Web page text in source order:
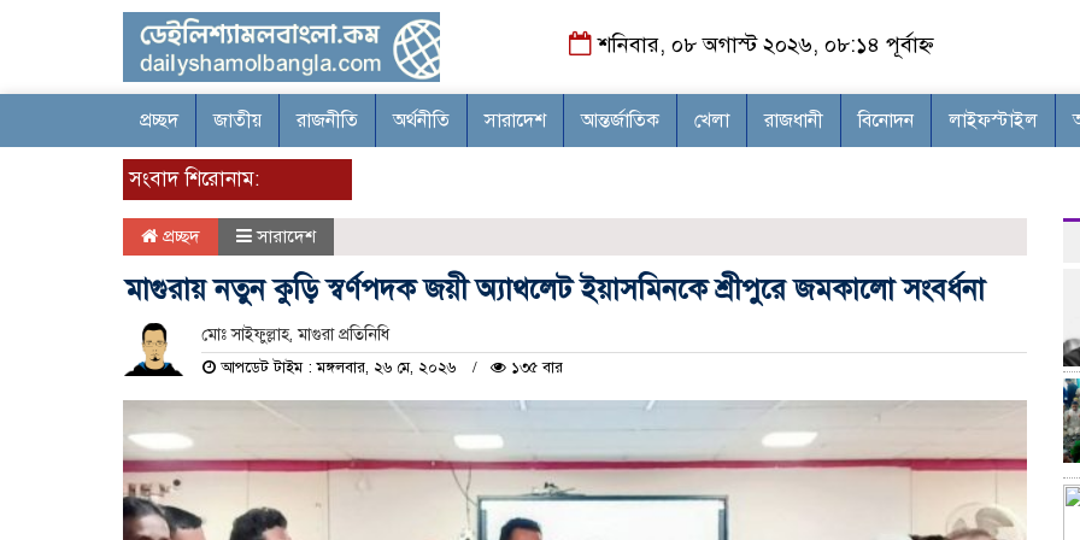
শনিবার, ০৮ অগাস্ট ২০২৬, ০৮:১৪ পূর্বাহ্ন
প্রচ্ছদ জাতীয় রাজনীতি অর্থনীতি সারাদেশ আন্তর্জাতিক খেলা রাজধানী বিনোদন লাইফস্টাইল
সংবাদ শিরোনাম:
প্রচ্ছদ সারাদেশ
মাগুরায় নতুন কুড়ি স্বর্ণপদক জয়ী অ্যাথলেট ইয়াসমিনকে শ্রীপুরে জমকালো সংবর্ধনা
মোঃ সাইফুল্লাহ, মাগুরা প্রতিনিধি
আপডেট টাইম : মঙ্গলবার, ২৬ মে, ২০২৬ ১৩৫ বার